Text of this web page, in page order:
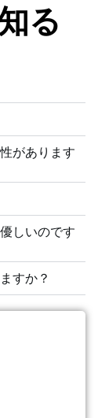
る
があります
しいのです
すか？